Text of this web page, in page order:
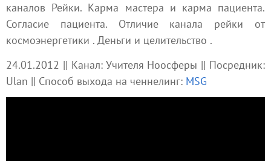
каналов Рейки. Карма мастера и карма пациента.
Согласие пациента. Отличие канала рейки от
космоэнергетики . Деньги и целительство .
24.01.2012 || Канал: Учителя Ноосферы || Посредник:
Ulan || Способ выхода на ченнелинг: MSG